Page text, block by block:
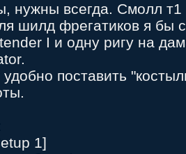
нужны всегда. Смолл т1
шилд фрегатиков я бы
I и одну ригу на
поставить
1]